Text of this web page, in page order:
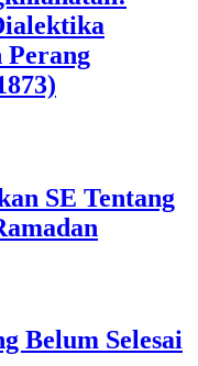
Perang
SE Tentang
Belum Selesai